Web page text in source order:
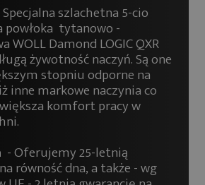
szlachetna 5-cio
powłoka tytanowo -
WOLL Damond LOGIC QXR
żywotność naczyń. Są one
stopniu odporne na
inne markowe naczynia co
komfort pracy w
- Oferujemy 25-letnią
równość dna, a także - wg